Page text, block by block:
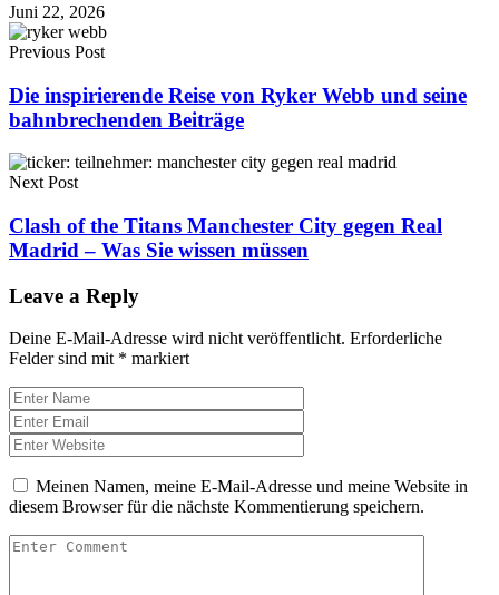
Juni 22, 2026
Previous Post
Die inspirierende Reise von Ryker Webb und seine
bahnbrechenden Beiträge
Next Post
Clash of the Titans Manchester City gegen Real
Madrid – Was Sie wissen müssen
Leave a Reply
Deine E-Mail-Adresse wird nicht veröffentlicht. Erforderliche
Felder sind mit * markiert
Meinen Namen, meine E-Mail-Adresse und meine Website in
diesem Browser für die nächste Kommentierung speichern.